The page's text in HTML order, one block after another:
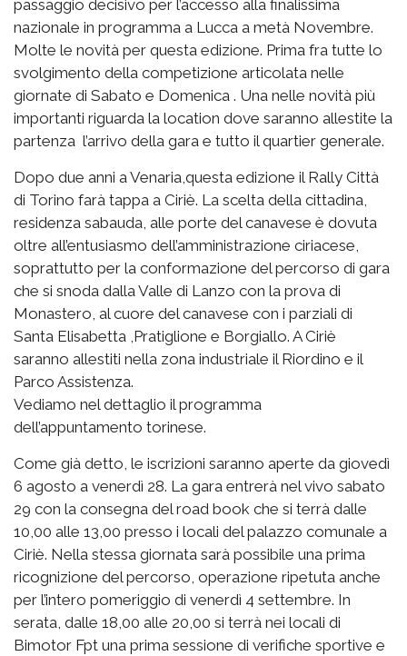
passaggio decisivo per l’accesso alla finalissima
nazionale in programma a Lucca a metà Novembre.
Molte le novità per questa edizione. Prima fra tutte lo
svolgimento della competizione articolata nelle
giornate di Sabato e Domenica . Una nelle novità più
importanti riguarda la location dove saranno allestite la
partenza l’arrivo della gara e tutto il quartier generale.
Dopo due anni a Venaria,questa edizione il Rally Città
di Torino farà tappa a Ciriè. La scelta della cittadina,
residenza sabauda, alle porte del canavese è dovuta
oltre all’entusiasmo dell’amministrazione ciriacese,
soprattutto per la conformazione del percorso di gara
che si snoda dalla Valle di Lanzo con la prova di
Monastero, al cuore del canavese con i parziali di
Santa Elisabetta ,Pratiglione e Borgiallo. A Ciriè
saranno allestiti nella zona industriale il Riordino e il
Parco Assistenza.
Vediamo nel dettaglio il programma
dell’appuntamento torinese.
Come già detto, le iscrizioni saranno aperte da giovedì
6 agosto a venerdì 28. La gara entrerà nel vivo sabato
29 con la consegna del road book che si terrà dalle
10,00 alle 13,00 presso i locali del palazzo comunale a
Ciriè. Nella stessa giornata sarà possibile una prima
ricognizione del percorso, operazione ripetuta anche
per l’intero pomeriggio di venerdì 4 settembre. In
serata, dalle 18,00 alle 20,00 si terrà nei locali di
Bimotor Fpt una prima sessione di verifiche sportive e